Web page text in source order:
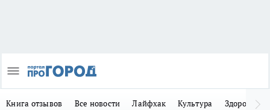
Книга отзывов Все новости Лайфхак Культура Здоровье